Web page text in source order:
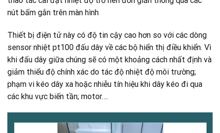
nút bấm gắn trên màn hình
Thiết bị điện tử này có độ tin cậy cao hơn so với các dòng
sensor nhiệt pt100 đấu dây về các bộ hiển thị điều khiển. Vì
khi đấu dây giữa chúng sẽ có một khoảng cách nhất định và
giảm thiểu độ chính xác do tác độ nhiệt độ môi trường;
phạm vi kéo dây xa hoặc nhiễu tín hiệu khi dây kéo đi qua
các khu vực biến tần; motor….